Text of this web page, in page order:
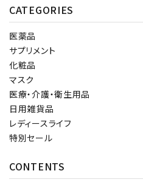
CATEGORIES
医薬品
サプリメント
化粧品
マスク
医療・介護・衛生用品
日用雑貨品
レディースライフ
特別セール
CONTENTS